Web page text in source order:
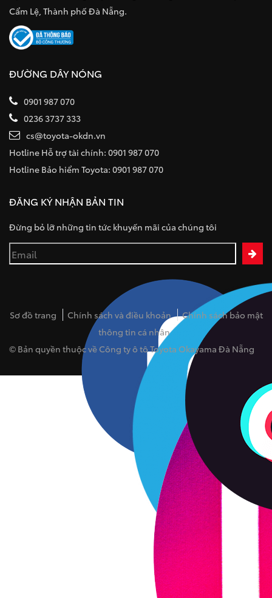
Cẩm Lệ, Thành phố Đà Nẵng.
ĐƯỜNG DÂY NÓNG
0901 987 070
0236 3737 333
cs@toyota-okdn.vn
Hotline Hỗ trợ tài chính: 0901 987 070
Hotline Bảo hiểm Toyota: 0901 987 070
ĐĂNG KÝ NHẬN BẢN TIN
Đừng bỏ lỡ những tin tức khuyến mãi của chúng tôi
Sơ đồ trang Chính sách và điều khoản
Chính sách bảo mật
thông tin cá nhân
© Bản quyền thuộc về Công ty ô tô Toyota Okayama Đà Nẵng